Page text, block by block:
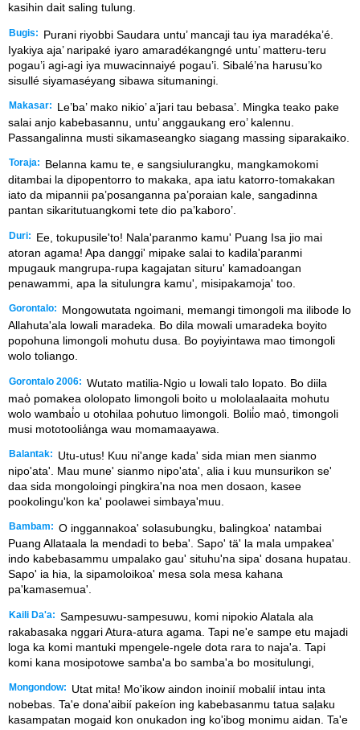
kasihin dait saling tulung.
Bugis:
Purani riyobbi Saudara untu’ mancaji tau iya maradéka’é.
Iyakiya aja’ naripaké iyaro amaradékangngé untu’ matteru-teru
pogau’i agi-agi iya muwacinnaiyé pogau’i. Sibalé’na harusu’ko
sisullé siyamaséyang sibawa situmaningi.
Makasar:
Le’ba’ mako nikio’ a’jari tau bebasa’. Mingka teako pake
salai anjo kabebasannu, untu’ anggaukang ero’ kalennu.
Passangalinna musti sikamaseangko siagang massing siparakaiko.
Toraja:
Belanna kamu te, e sangsiulurangku, mangkamokomi
ditambai la dipopentorro to makaka, apa iatu katorro-tomakakan
iato da mipannii pa’posanganna pa’poraian kale, sangadinna
pantan sikaritutuangkomi tete dio pa’kaboro’.
Duri:
Ee, tokupusile'to! Nala'paranmo kamu' Puang Isa jio mai
atoran agama! Apa danggi' mipake salai to kadila'paranmi
mpugauk mangrupa-rupa kagajatan situru' kamadoangan
penawammi, apa la situlungra kamu', misipakamoja' too.
Gorontalo:
Mongowutata ngoimani, memangi timongoli ma ilibode lo
Allahuta'ala lowali maradeka. Bo dila mowali umaradeka boyito
popohuna limongoli mohutu dusa. Bo poyiyintawa mao timongoli
wolo toliango.
Gorontalo 2006: Wutato matilia-Ngio u lowali talo lopato. Bo diila
mao̒ pomakea ololopato limongoli boito u mololaalaaita mohutu
wolo wambai̒o u otohilaa pohutuo limongoli. Bolii̒o mao̒, timongoli
musi mototoolia̒nga wau momamaayawa.
Balantak:
Utu-utus! Kuu ni'ange kada' sida mian men sianmo
nipo'ata'. Mau mune' sianmo nipo'ata', alia i kuu munsurikon se'
daa sida mongoloingi pingkira'na noa men dosaon, kasee
pookolingu'kon ka' poolawei simbaya'muu.
Bambam: O inggannakoa' solasubungku, balingkoa' natambai
Puang Allataala la mendadi to beba'. Sapo' tä' la mala umpakea'
indo kabebasammu umpalako gau' situhu'na sipa' dosana hupatau.
Sapo' ia hia, la sipamoloikoa' mesa sola mesa kahana
pa'kamasemua'.
Kaili Da'a: Sampesuwu-sampesuwu, komi nipokio Alatala ala
rakabasaka nggari Atura-atura agama. Tapi ne'e sampe etu majadi
loga ka komi mantuki mpengele-ngele dota rara to naja'a. Tapi
komi kana mosipotowe samba'a bo samba'a bo mositulungi,
Mongondow:
Utat mita! Mo'ikow aindon inoinií mobalií intau inta
nobebas. Ta'e dona'aibií pakeíon ing kabebasanmu tatua saḷaku
kasampatan mogaid kon onukadon ing ko'ibog monimu aidan. Ta'e